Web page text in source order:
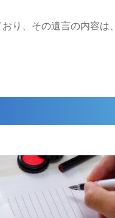
り、その遺言の内容は、